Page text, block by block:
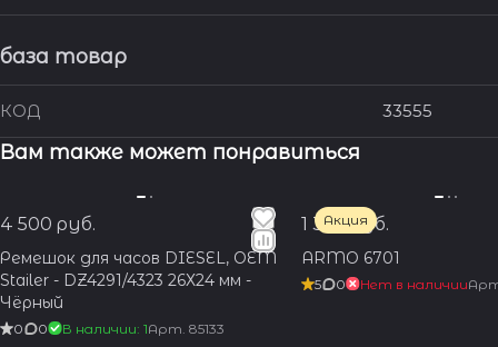
база товар
КОД 33555
Вам также может понравиться
4 500 руб.
Ремешок для часов DIESEL, OEM
Stailer - DZ4291/4323 26Х24 мм -
Чёрный
0 0 В наличии: 1Арт. 85133
Акция
1 350 руб.
ARMO 6701
5 0 Нет в наличии